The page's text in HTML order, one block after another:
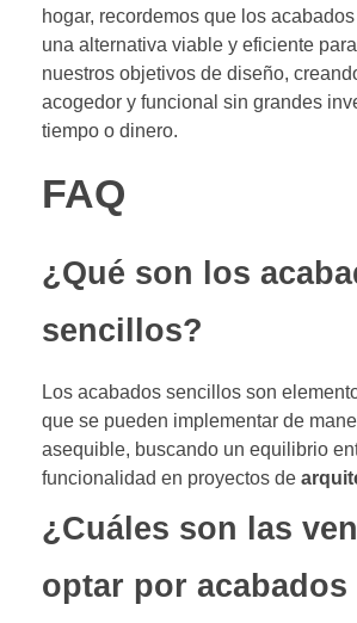
hogar, recordemos que los
una alternativa viable y eficiente
nuestros objetivos de diseño,
acogedor y funcional sin grandes
tiempo o dinero.
FAQ
¿Qué son los
sencillos?
Los acabados sencillos son
que se pueden implementar de
asequible, buscando un equilibrio
funcionalidad en proyectos de
¿Cuáles son las
optar por acabados